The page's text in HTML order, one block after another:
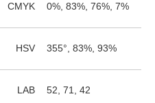
CMYK 0%, 83%, 76%, 7%
HSV 355°, 83%, 93%
LAB 52, 71, 42